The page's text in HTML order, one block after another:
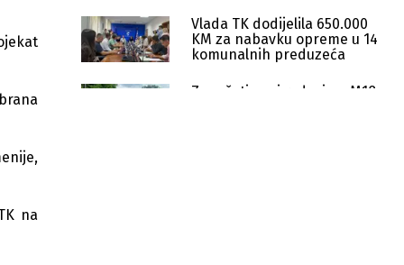
na
Vlada TK dodijelila 650.000
KM za nabavku opreme u 14
komunalnih preduzeća
Započeti novi radovi na M18